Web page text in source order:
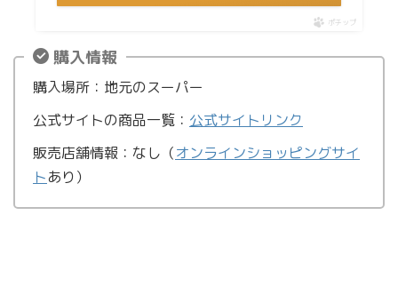
ポチップ
購入情報
購入場所：地元のスーパー
公式サイトの商品一覧： 公式サイトリンク
販売店舗情報：なし（オンラインショッピングサイ
トあり）